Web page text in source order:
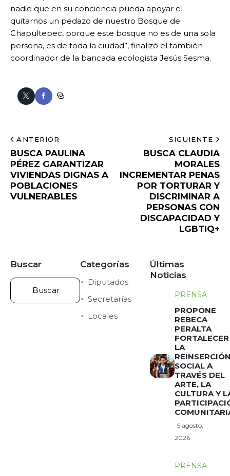
nadie que en su conciencia pueda apoyar el
quitarnos un pedazo de nuestro Bosque de
Chapultepec, porque este bosque no es de una sola
persona, es de toda la ciudad”, finalizó el también
coordinador de la bancada ecologista Jesús Sesma.
ANTERIOR
BUSCA PAULINA
PÉREZ GARANTIZAR
VIVIENDAS DIGNAS A
POBLACIONES
VULNERABLES
SIGUIENTE
BUSCA CLAUDIA
MORALES
INCREMENTAR PENAS
POR TORTURAR Y
DISCRIMINAR A
PERSONAS CON
DISCAPACIDAD Y
LGBTIQ+
Buscar Categorías
Diputados
Secretarías
Locales
Últimas
Noticias
PRENSA
PROPONE
REBECA
PERALTA
FORTALECER
LA
SOCIAL A
TRAVÉS DEL
ARTE, LA
CULTURA Y
5 agosto,
2026
PRENSA